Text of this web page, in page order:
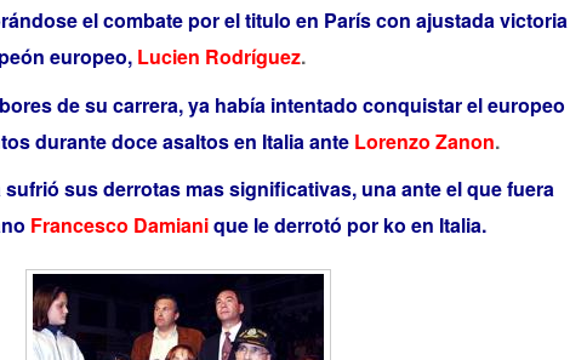
el combate por el titulo en París con ajustada victoria
europeo, Lucien Rodríguez.
de su carrera, ya había intentado conquistar el europeo
durante doce asaltos en Italia ante Lorenzo Zanon.
sus derrotas mas significativas, una ante el que fuera
Francesco Damianique le derrotó por ko en Italia.